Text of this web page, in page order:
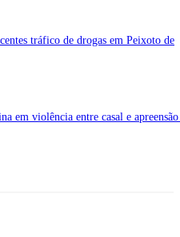
tráfico de drogas em Peixoto de
em violência entre casal e apreensão